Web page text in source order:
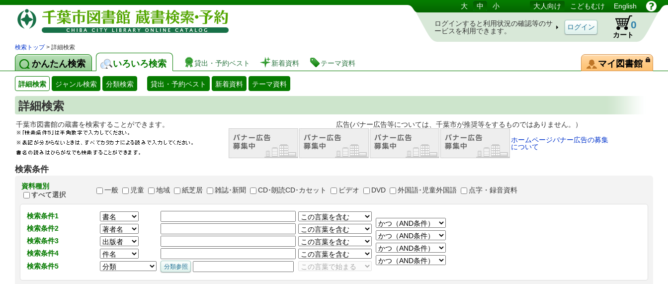
図書館 蔵書検索・予約システム 大 中 小 大人向け こどもむけ English
ログインすると利用状況の確認等のサ
ービスを利用できます。
カート
0
検索トップ> 詳細検索
かんたん検索 いろいろ検索 貸出・予約ベスト 新着資料 テーマ資料 マイ図書館
詳細検索 ジャンル検索 分類検索 貸出・予約ベスト 新着資料 テーマ資料
詳細検索
千葉市図書館の蔵書を検索することができます。 広告(バナー広告等については、千葉市が推奨等をするものではありません。）
ホームページバナー広告の募集
について
検索条件
資料種別
すべて選択
一般 児童 地域 紙芝居 雑誌･新聞 CD･朗読CD･カセット ビデオ DVD 外国語･児童外国語 点字・録音資料
検索条件1
検索条件2
検索条件3
検索条件4
検索条件5